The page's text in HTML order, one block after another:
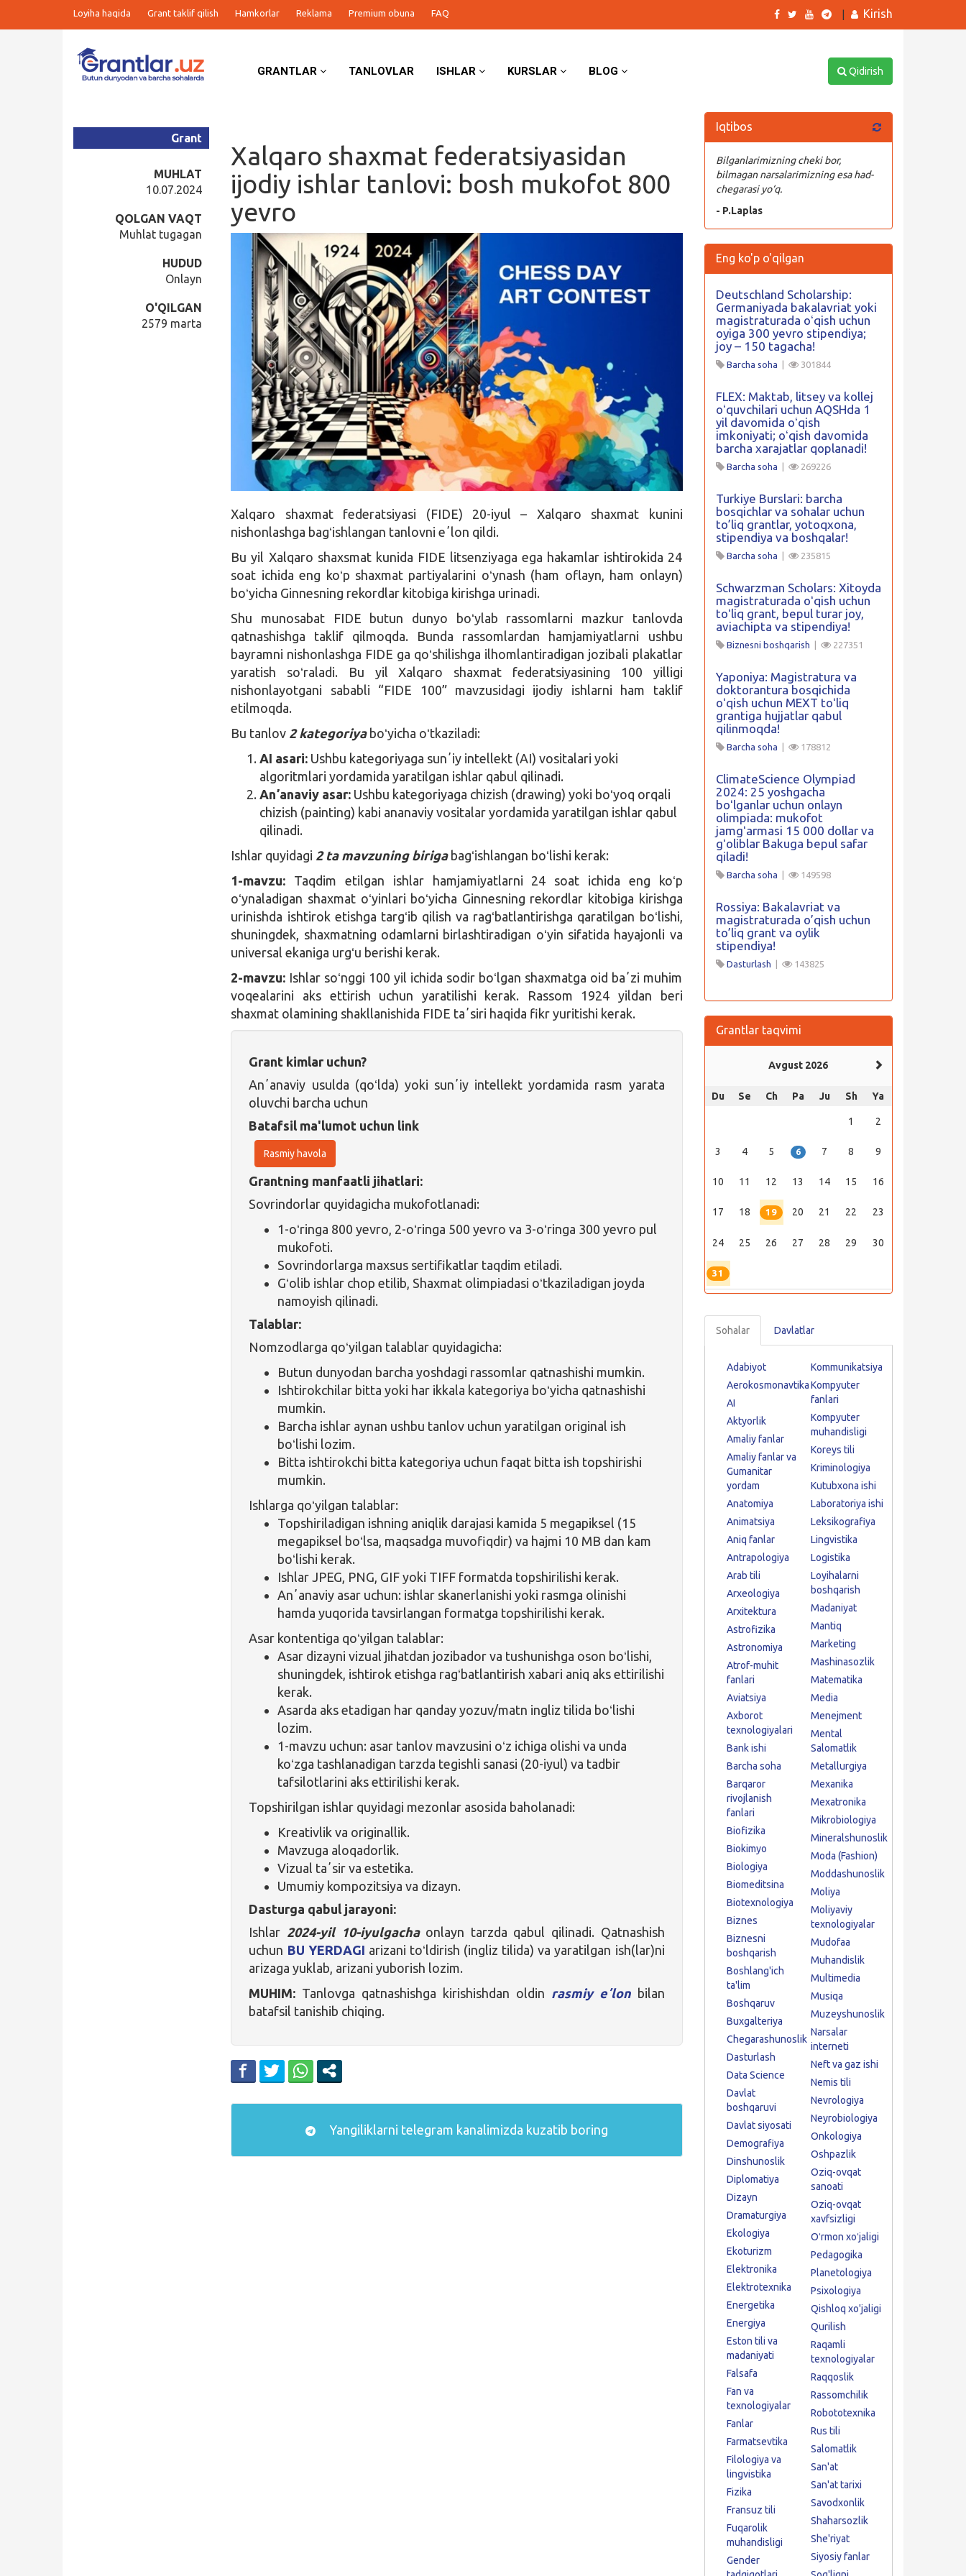
Loyiha haqida Grant taklif qilish Hamkorlar Reklama Premium obuna FAQ Kirish
GRANTLAR TANLOVLAR ISHLAR KURSLAR BLOG Qidirish
Xalqaro shaxmat federatsiyasidan
ijodiy ishlar tanlovi: bosh mukofot 800
yevro
Grant
MUHLAT
10.07.2024
QOLGAN VAQT
Muhlat tugagan
HUDUD
Onlayn
O'QILGAN
2579 marta
Xalqaro shaxmat federatsiyasi (FIDE) 20-iyul – Xalqaro shaxmat kunini
nishonlashga bagʻishlangan tanlovni eʼlon qildi.
Bu yil Xalqaro shaxsmat kunida FIDE litsenziyaga ega hakamlar ishtirokida 24
soat ichida eng koʻp shaxmat partiyalarini oʻynash (ham oflayn, ham onlayn)
boʻyicha Ginnesning rekordlar kitobiga kirishga urinadi.
Shu munosabat FIDE butun dunyo boʻylab rassomlarni mazkur tanlovda
qatnashishga taklif qilmoqda. Bunda rassomlardan hamjamiyatlarni ushbu
bayramni nishonlashga FIDE ga qoʻshilishga ilhomlantiradigan jozibali plakatlar
yaratish soʻraladi. Bu yil Xalqaro shaxmat federatsiyasining 100 yilligi
nishonlayotgani sababli “FIDE 100” mavzusidagi ijodiy ishlarni ham taklif
etilmoqda.
Bu tanlov 2 kategoriyaboʻyicha oʻtkaziladi:
AI asari: Ushbu kategoriyaga sunʼiy intellekt (AI) vositalari yoki
algoritmlari yordamida yaratilgan ishlar qabul qilinadi.
Anʼanaviy asar: Ushbu kategoriyaga chizish (drawing) yoki boʻyoq orqali
chizish (painting) kabi ananaviy vositalar yordamida yaratilgan ishlar qabul
qilinadi.
Ishlar quyidagi 2 ta mavzuning birigabagʻishlangan boʻlishi kerak:
1-mavzu: Taqdim etilgan ishlar hamjamiyatlarni 24 soat ichida eng koʻp
oʻynaladigan shaxmat oʻyinlari boʻyicha Ginnesning rekordlar kitobiga kirishga
urinishda ishtirok etishga targʻib qilish va ragʻbatlantirishga qaratilgan boʻlishi,
shuningdek, shaxmatning odamlarni birlashtiradigan oʻyin sifatida hayajonli va
universal ekaniga urgʻu berishi kerak.
2-mavzu: Ishlar soʻnggi 100 yil ichida sodir boʻlgan shaxmatga oid baʼzi muhim
voqealarini aks ettirish uchun yaratilishi kerak. Rassom 1924 yildan beri
shaxmat olamining shakllanishida FIDE taʼsiri haqida fikr yuritishi kerak.
Grant kimlar uchun?
Anʼanaviy usulda (qoʻlda) yoki sunʼiy intellekt yordamida rasm yarata
oluvchi barcha uchun
Batafsil ma'lumot uchun link
Rasmiy havola
Grantning manfaatli jihatlari:
Sovrindorlar quyidagicha mukofotlanadi:
1-oʻringa 800 yevro, 2-oʻringa 500 yevro va 3-oʻringa 300 yevro pul
mukofoti.
Sovrindorlarga maxsus sertifikatlar taqdim etiladi.
Gʻolib ishlar chop etilib, Shaxmat olimpiadasi oʻtkaziladigan joyda
namoyish qilinadi.
Talablar:
Nomzodlarga qoʻyilgan talablar quyidagicha:
Butun dunyodan barcha yoshdagi rassomlar qatnashishi mumkin.
Ishtirokchilar bitta yoki har ikkala kategoriya boʻyicha qatnashishi
mumkin.
Barcha ishlar aynan ushbu tanlov uchun yaratilgan original ish
boʻlishi lozim.
Bitta ishtirokchi bitta kategoriya uchun faqat bitta ish topshirishi
mumkin.
Ishlarga qoʻyilgan talablar:
Topshiriladigan ishning aniqlik darajasi kamida 5 megapiksel (15
megapiksel boʻlsa, maqsadga muvofiqdir) va hajmi 10 MB dan kam
boʻlishi kerak.
Ishlar JPEG, PNG, GIF yoki TIFF formatda topshirilishi kerak.
Anʼanaviy asar uchun: ishlar skanerlanishi yoki rasmga olinishi
hamda yuqorida tavsirlangan formatga topshirilishi kerak.
Asar kontentiga qoʻyilgan talablar:
Asar dizayni vizual jihatdan jozibador va tushunishga oson boʻlishi,
shuningdek, ishtirok etishga ragʻbatlantirish xabari aniq aks ettirilishi
kerak.
Asarda aks etadigan har qanday yozuv/matn ingliz tilida boʻlishi
lozim.
1-mavzu uchun: asar tanlov mavzusini oʻz ichiga olishi va unda
koʻzga tashlanadigan tarzda tegishli sanasi (20-iyul) va tadbir
tafsilotlarini aks ettirilishi kerak.
Topshirilgan ishlar quyidagi mezonlar asosida baholanadi:
Kreativlik va originallik.
Mavzuga aloqadorlik.
Vizual taʼsir va estetika.
Umumiy kompozitsiya va dizayn.
Dasturga qabul jarayoni:
Ishlar 2024-yil 10-iyulgachaonlayn tarzda qabul qilinadi. Qatnashish
uchun BU YERDAGI arizani toʻldirish (ingliz tilida) va yaratilgan ish(lar)ni
arizaga yuklab, arizani yuborish lozim.
MUHIM: Tanlovga qatnashishga kirishishdan oldin rasmiy eʼlonbilan
batafsil tanishib chiqing.
Yangiliklarni telegram kanalimizda kuzatib boring
Iqtibos
Bilganlarimizning cheki bor,
bilmagan narsalarimizning esa had-
chegarasi yo‘q.
- P.Laplas
Eng ko'p o'qilgan
Deutschland Scholarship:
Germaniyada bakalavriat yoki
magistraturada oʻqish uchun
oyiga 300 yevro stipendiya;
joy – 150 tagacha!
Barcha soha 301844
FLEX: Maktab, litsey va kollej
oʻquvchilari uchun AQSHda 1
yil davomida oʻqish
imkoniyati; oʻqish davomida
barcha xarajatlar qoplanadi!
Barcha soha 269226
Turkiye Burslari: barcha
bosqichlar va sohalar uchun
to’liq grantlar, yotoqxona,
stipendiya va boshqalar!
Barcha soha 235815
Schwarzman Scholars: Xitoyda
magistraturada oʻqish uchun
toʻliq grant, bepul turar joy,
aviachipta va stipendiya!
Biznesni boshqarish 227351
Yaponiya: Magistratura va
doktorantura bosqichida
oʻqish uchun MEXT toʻliq
grantiga hujjatlar qabul
qilinmoqda!
Barcha soha 178812
ClimateScience Olympiad
2024: 25 yoshgacha
boʻlganlar uchun onlayn
olimpiada: mukofot
jamgʻarmasi 15 000 dollar va
gʻoliblar Bakuga bepul safar
qiladi!
Barcha soha 149598
Rossiya: Bakalavriat va
magistraturada o’qish uchun
to’liq grant va oylik
stipendiya!
Dasturlash 143825
Grantlar taqvimi
Avgust 2026
Du Se Ch Pa Ju Sh Ya
1 2
3 4 5 6 7 8 9
10 11 12 13 14 15 16
17 18 19 20 21 22 23
24 25 26 27 28 29 30
31
Sohalar Davlatlar
Adabiyot
Aerokosmonavtika
AI
Aktyorlik
Amaliy fanlar
Amaliy fanlar va
Gumanitar
yordam
Anatomiya
Animatsiya
Aniq fanlar
Antrapologiya
Arab tili
Arxeologiya
Arxitektura
Astrofizika
Astronomiya
Atrof-muhit
fanlari
Aviatsiya
Axborot
texnologiyalari
Bank ishi
Barcha soha
Barqaror
rivojlanish
fanlari
Biofizika
Biokimyo
Biologiya
Biomeditsina
Biotexnologiya
Biznes
Biznesni
boshqarish
Boshlang'ich
ta'lim
Boshqaruv
Buxgalteriya
Chegarashunoslik
Dasturlash
Data Science
Davlat
boshqaruvi
Davlat siyosati
Demografiya
Dinshunoslik
Diplomatiya
Dizayn
Dramaturgiya
Ekologiya
Ekoturizm
Elektronika
Elektrotexnika
Energetika
Energiya
Eston tili va
madaniyati
Falsafa
Fan va
texnologiyalar
Fanlar
Farmatsevtika
Filologiya va
lingvistika
Fizika
Fransuz tili
Fuqarolik
muhandisligi
Gender
Kommunikatsiya
Kompyuter
fanlari
Kompyuter
muhandisligi
Koreys tili
Kriminologiya
Kutubxona ishi
Laboratoriya ishi
Leksikografiya
Lingvistika
Logistika
Loyihalarni
boshqarish
Madaniyat
Mantiq
Marketing
Mashinasozlik
Matematika
Media
Menejment
Mental
Salomatlik
Metallurgiya
Mexanika
Mexatronika
Mikrobiologiya
Mineralshunoslik
Moda (Fashion)
Moddashunoslik
Moliya
Moliyaviy
texnologiyalar
Mudofaa
Muhandislik
Multimedia
Musiqa
Muzeyshunoslik
Narsalar
interneti
Neft va gaz ishi
Nemis tili
Nevrologiya
Neyrobiologiya
Onkologiya
Oshpazlik
Oziq-ovqat
sanoati
Oziq-ovqat
xavfsizligi
Oʻrmon xoʻjaligi
Pedagogika
Planetologiya
Psixologiya
Qishloq xo'jaligi
Qurilish
Raqamli
texnologiyalar
Raqqoslik
Rassomchilik
Robototexnika
Rus tili
Salomatlik
San'at
San'at tarixi
Savodxonlik
Shaharsozlik
She'riyat
Siyosiy fanlar